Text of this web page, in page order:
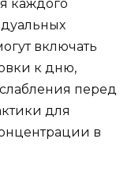
каждого
включать
к дню,
перед
для
в